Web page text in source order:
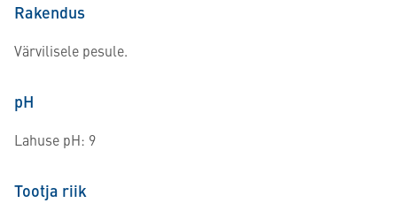
Rakendus
Värvilisele pesule.
pH
Lahuse pH: 9
Tootja riik